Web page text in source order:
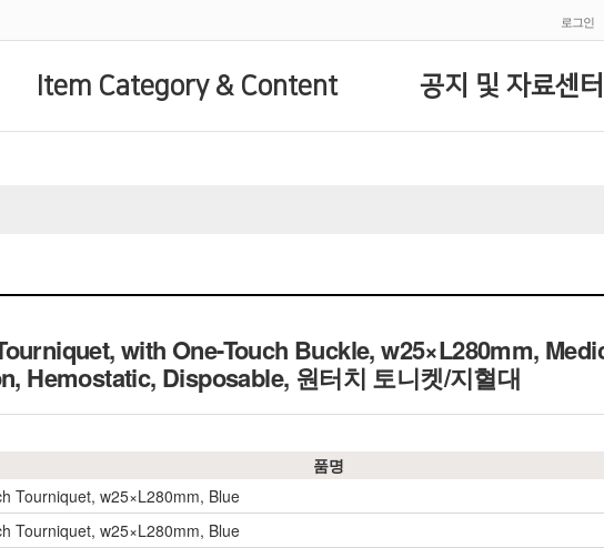
로그인
Item Category & Content 공지 및 자료센터
with One-Touch Buckle, w25×L280mm,
Hemostatic, Disposable, 원터치 토니켓/지혈대
품명
Tourniquet, w25×L280mm, Blue
Tourniquet, w25×L280mm, Blue